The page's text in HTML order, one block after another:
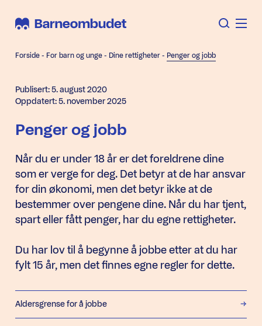
Forside - For barn og unge - Dine rettigheter - Penger og jobb
Publisert: 5. august 2020
Oppdatert: 5. november 2025
Penger og jobb
Når du er under 18 år er det foreldrene dine
som er verge for deg. Det betyr at de har ansvar
for din økonomi, men det betyr ikke at de
bestemmer over pengene dine. Når du har tjent,
spart eller fått penger, har du egne rettigheter.
Du har lov til å begynne å jobbe etter at du har
fylt 15 år, men det finnes egne regler for dette.
Aldersgrense for å jobbe